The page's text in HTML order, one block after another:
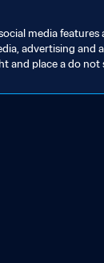
media features
advertising and
place a do